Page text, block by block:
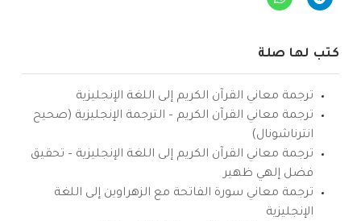
كتب لها صلة
ترجمة معاني القرآن الكريم إلى اللغة الإنجليزية
ترجمة معاني القرآن الكريم – الترجمة الإنجليزية (صحيح
انترناشونال)
ترجمة معاني القرآن الكريم إلى اللغة الإنجليزية – تحقيق
فضل إلهي ظهير
ترجمة معاني سورة الفاتحة مع الزهراوين إلى اللغة
الإنجليزية